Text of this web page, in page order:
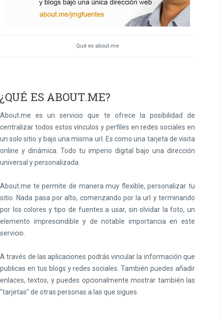
Qué es about.me
ES ABOUT.ME?
About.me es un servicio que te ofrece la posibilidad de
centralizar todos estos vínculos y perfiles en redes sociales en
un solo sitio y bajo una misma url. Es como una tarjeta de visita
online y dinámica. Todo tu imperio digital bajo una dirección
universal y personalizada.
About.me te permite de manera muy flexible, personalizar tu
sitio. Nada pasa por alto, comenzando por la url y terminando
por los colores y tipo de fuentes a usar, sin olvidar la foto, un
elemento imprescindible y de notable importancia en este
servicio.
A través de las aplicaciones podrás vincular la información que
publicas en tus blogs y redes sociales. También puedes añadir
enlaces, textos, y puedes opcionalmente mostrar también las
"tarjetas" de otras personas a las que sigues.